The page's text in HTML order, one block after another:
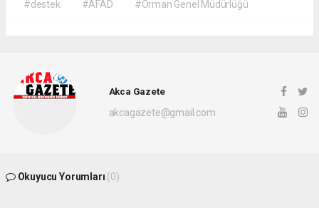
#destek
#AFAD #Orman Genel Müdürlüğü
Akca Gazete
akcagazete@gmail.com
Okuyucu Yorumları (0)